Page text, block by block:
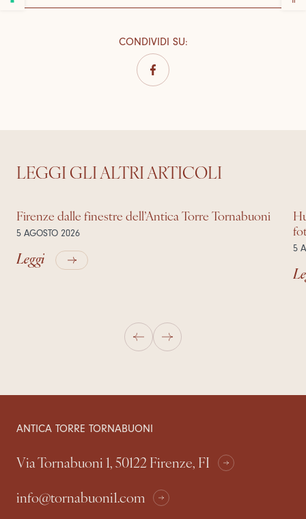
CONDIVIDI SU:
LEGGI GLI ALTRI ARTICOLI
Firenze dalle finestre dell’Antica Torre Tornabuoni
5 AGOSTO 2026
Leggi 5
ANTICA TORRE TORNABUONI
Via Tornabuoni 1, 50122 Firenze, FI
info@tornabuoni1.com